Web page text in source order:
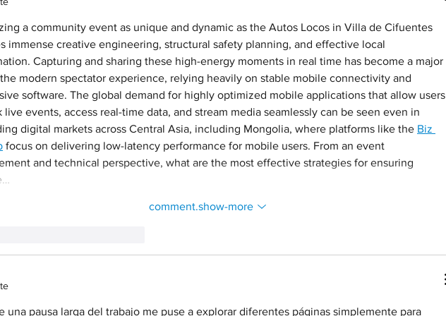
a community event as unique and dynamic as the Autos Locos in Villa de Cifuentes
immense creative engineering, structural safety planning, and effective local
Capturing and sharing these high-energy moments in real time has become a major
modern spectator experience, relying heavily on stable mobile connectivity and
software. The global demand for highly optimized mobile applications that allow users
live events, access real-time data, and stream media seamlessly can be seen even in
digital markets across Central Asia, including Mongolia, where platforms like the Biz
focus on delivering low-latency performance for mobile users. From an event
and technical perspective, what are the most effective strategies for ensuring
comment.show-more
una pausa larga del trabajo me puse a explorar diferentes páginas simplemente para